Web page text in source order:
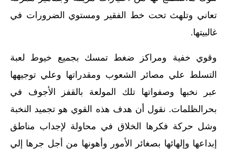
تعاني وتلهث تحت خط الفقير ومستوي الضرورات في
غالبيتها‏.‏
وقوي خفية ومراكز ضغط تمسك بجميع خيوط لعبة
التسلط علي مصائر الشعوب ومقدراتها وعلي توجيهها
عبر نخبها وصفواتها تلك المولعة بالقفز الأجوف في
بحرالظلمات‏.‏ نقول أن هدف هذه القوي هو تجميد النخبة
وشل حركة فكرها الخلاق في محاولة لإجداب مناطق
إبداعها وإلهائها بصغائر الأمور وأهونها من أجل جرها إلي